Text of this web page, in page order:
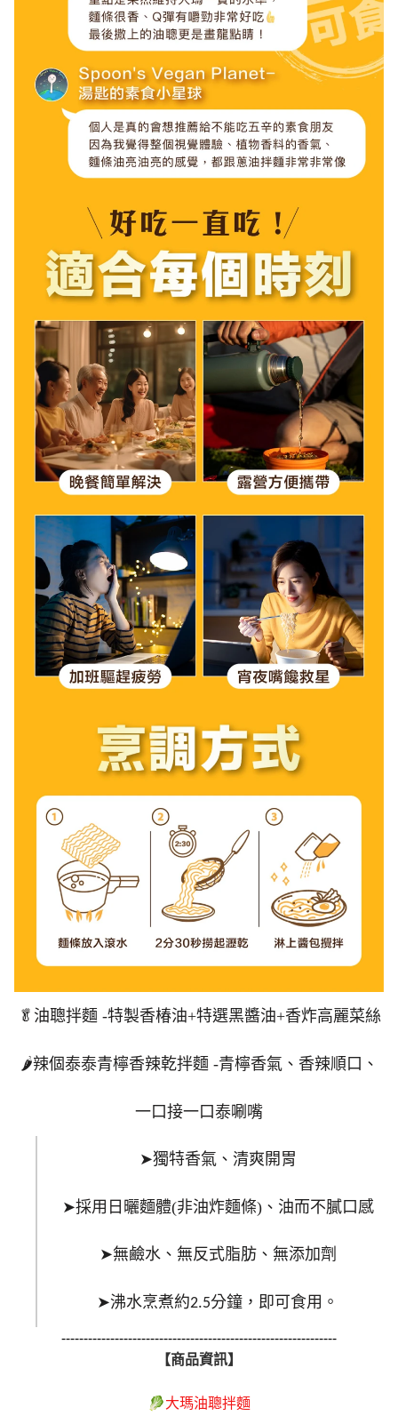
🥬 油聰拌麵 -特製香椿油+特選黑醬油+香炸高麗菜絲
🌶️辣個泰泰青檸香辣乾拌麵 -青檸香氣、香辣順口、
一口接一口泰唰嘴
➤獨特香氣、清爽開胃
➤採用日曬麵體(非油炸麵條)、 油而不膩口感
➤無鹼水、無反式脂肪、無添加劑
➤沸水烹煮約2.5分鐘，即可食用。
--------------------------------------------------------------
【商品資訊】
🥬大瑪油聰拌麵